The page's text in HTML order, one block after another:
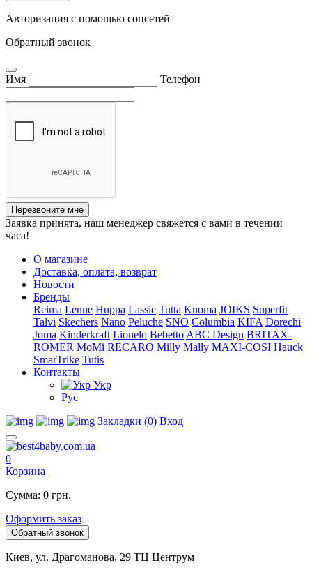
Авторизация с помощью соцсетей
Обратный звонок
Имя Телефон
Перезвоните мне
Заявка принята, наш менеджер свяжется с вами в течении
часа!
О магазине
Доставка, оплата, возврат
Новости
Бренды
Reima Lenne Huppa Lassie Tutta Kuoma JOIKS Superfit
Talvi Skechers Nano Peluche SNO Columbia KIFA Dorechi
Joma Kinderkraft Lionelo Bebetto ABC Design BRITAX-
ROMER MoMi RECARO Milly Mally MAXI-COSI Hauck
SmarTrike Tutis
Контакты
Укр
Рус
Закладки (0) Вход
0
Корзина
Сумма: 0 грн.
Оформить заказ
Обратный звонок
Киев, ул. Драгоманова, 29 ТЦ Центрум